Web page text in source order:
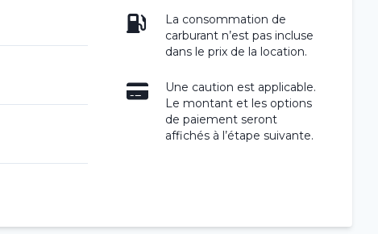
La consommation de
carburant n’est pas incluse
dans le prix de la location.
Une caution est applicable.
Le montant et les options
de paiement seront
affichés à l’étape suivante.